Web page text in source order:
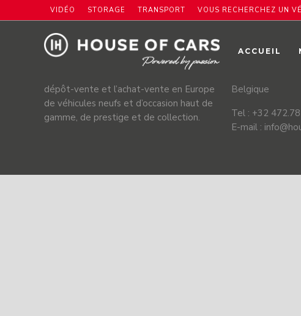
VIDÉO STORAGE TRANSPORT VOUS RECHERCHEZ UN
ACCUEIL
House of cars est une société
dépôt-vente et l’achat-vente en Europe
de véhicules neufs et d’occasion haut de
gamme, de prestige et de collection.
Belgique
Tel : +32
E-mail :